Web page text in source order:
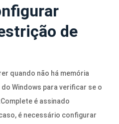
de
quando não há memória
Windows para verificar se o
é assinado
é necessário configurar